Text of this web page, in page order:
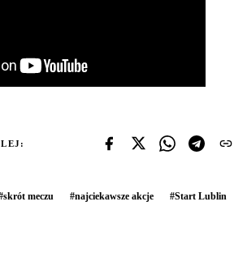
skrót meczu #najciekawsze akcje #Start Lublin